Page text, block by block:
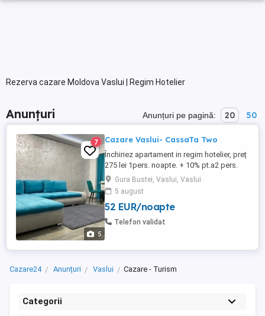
Rezerva cazare Moldova Vaslui | Regim Hotelier
Anunțuri Anunțuri pe pagină: 20 50
5
7 Cazare Vaslui- CassaTa Two
Închiriez apartament in regim hotelier, preț
275 lei 1pers. noapte. + 10% pt.a2 pers.
Pretul este negociabil in funcție de nr.de
persoane, perioada de închiriere. NU
ESCORTE
Gura Bustei, Vaslui, Vaslui
5 august
52 EUR/noapte
Telefon validat
Cazare24 Anunțuri Vaslui Cazare - Turism
Categorii